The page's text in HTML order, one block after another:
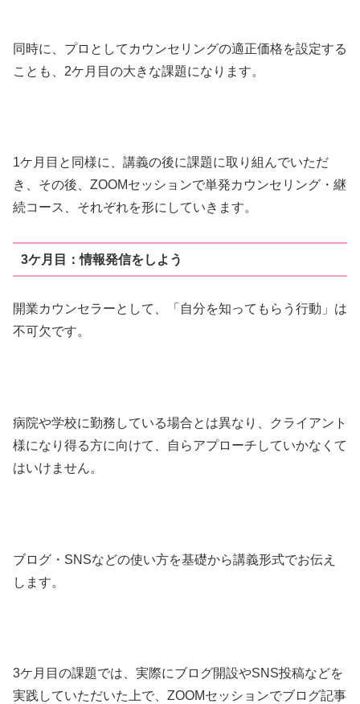
同時に、プロとしてカウンセリングの適正価格を設定する
ことも、2ケ月目の大きな課題になります。
1ケ月目と同様に、講義の後に課題に取り組んでいただ
き、その後、ZOOMセッションで単発カウンセリング・継
続コース、それぞれを形にしていきます。
3ケ月目：情報発信をしよう
開業カウンセラーとして、「自分を知ってもらう行動」は
不可欠です。
病院や学校に勤務している場合とは異なり、クライアント
様になり得る方に向けて、自らアプローチしていかなくて
はいけません。
ブログ・SNSなどの使い方を基礎から講義形式でお伝え
します。
3ケ月目の課題では、実際にブログ開設やSNS投稿などを
実践していただいた上で、ZOOMセッションでブログ記事